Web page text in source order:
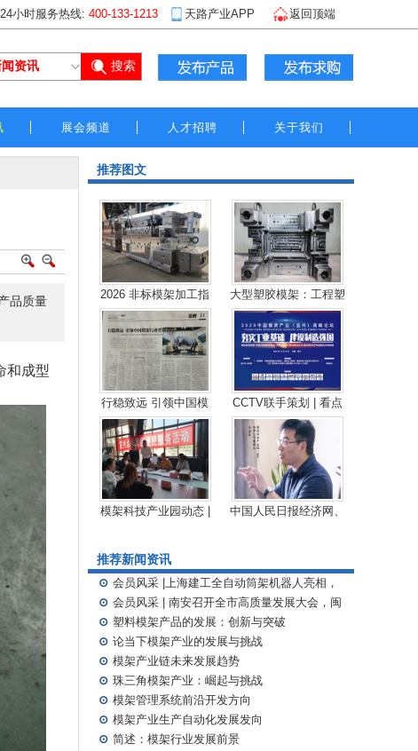
24小时服务热线: 400-133-1213 天路产业APP 返回顶端
展会频道 人才招聘 关于我们
品质量‌
和成型
推荐图文
2026 非标模架加工指 大型塑胶模架：工程塑
行稳致远 引领中国模 CCTV联手策划 | 看点
模架科技产业园动态 | 中国人民日报经济网、
推荐新闻资讯
⊙ 会员风采 |上海建工全自动筒架机器人亮相，
实现多项技术革新
⊙ 会员风采 | 南安召开全市高质量发展大会，闽
发铝业荣获多项表彰！
⊙ 塑料模架产品的发展：创新与突破
⊙ 论当下模架产业的发展与挑战
⊙ 模架产业链未来发展趋势
⊙ 珠三角模架产业：崛起与挑战
⊙ 模架管理系统前沿开发方向
⊙ 模架产业生产自动化发展发向
⊙ 简述：模架行业发展前景